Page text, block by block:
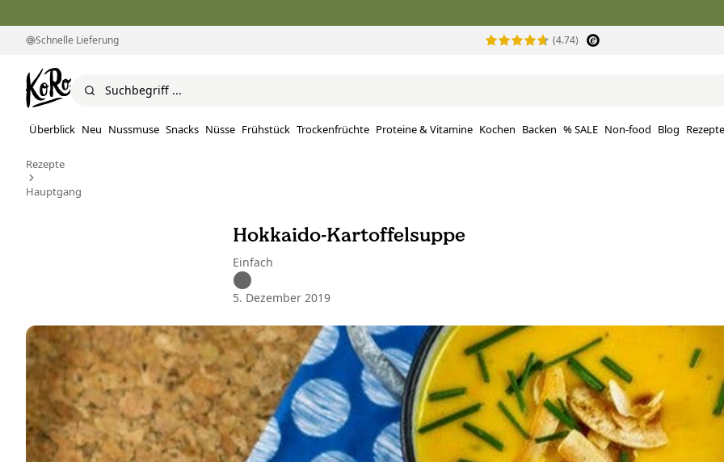
Schnelle Lieferung (4.74)
Überblick Neu Nussmuse Snacks Nüsse Frühstück Trockenfrüchte Proteine ​​& Vitamine Kochen Backen % SALE Non-food Blog Rezepte
Rezepte
Hauptgang
Hokkaido-Kartoffelsuppe
Einfach
5. Dezember 2019